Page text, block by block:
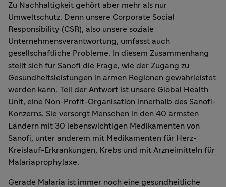
Zu Nachhaltigkeit gehört aber mehr als nur
Umweltschutz. Denn unsere Corporate Social
Responsibility (CSR), also unsere soziale
Unternehmensverantwortung, umfasst auch
gesellschaftliche Probleme. In diesem Zusammenhang
stellt sich für Sanofi die Frage, wie der Zugang zu
Gesundheitsleistungen in armen Regionen gewährleistet
werden kann. Teil der Antwort ist unsere Global Health
Unit, eine Non-Profit-Organisation innerhalb des Sanofi-
Konzerns. Sie versorgt Menschen in den 40 ärmsten
Ländern mit 30 lebenswichtigen Medikamenten von
Sanofi, unter anderem mit Medikamenten für Herz-
Kreislauf-Erkrankungen, Krebs und mit Arzneimitteln für
Malariaprophylaxe.
Gerade Malaria ist immer noch eine gesundheitliche